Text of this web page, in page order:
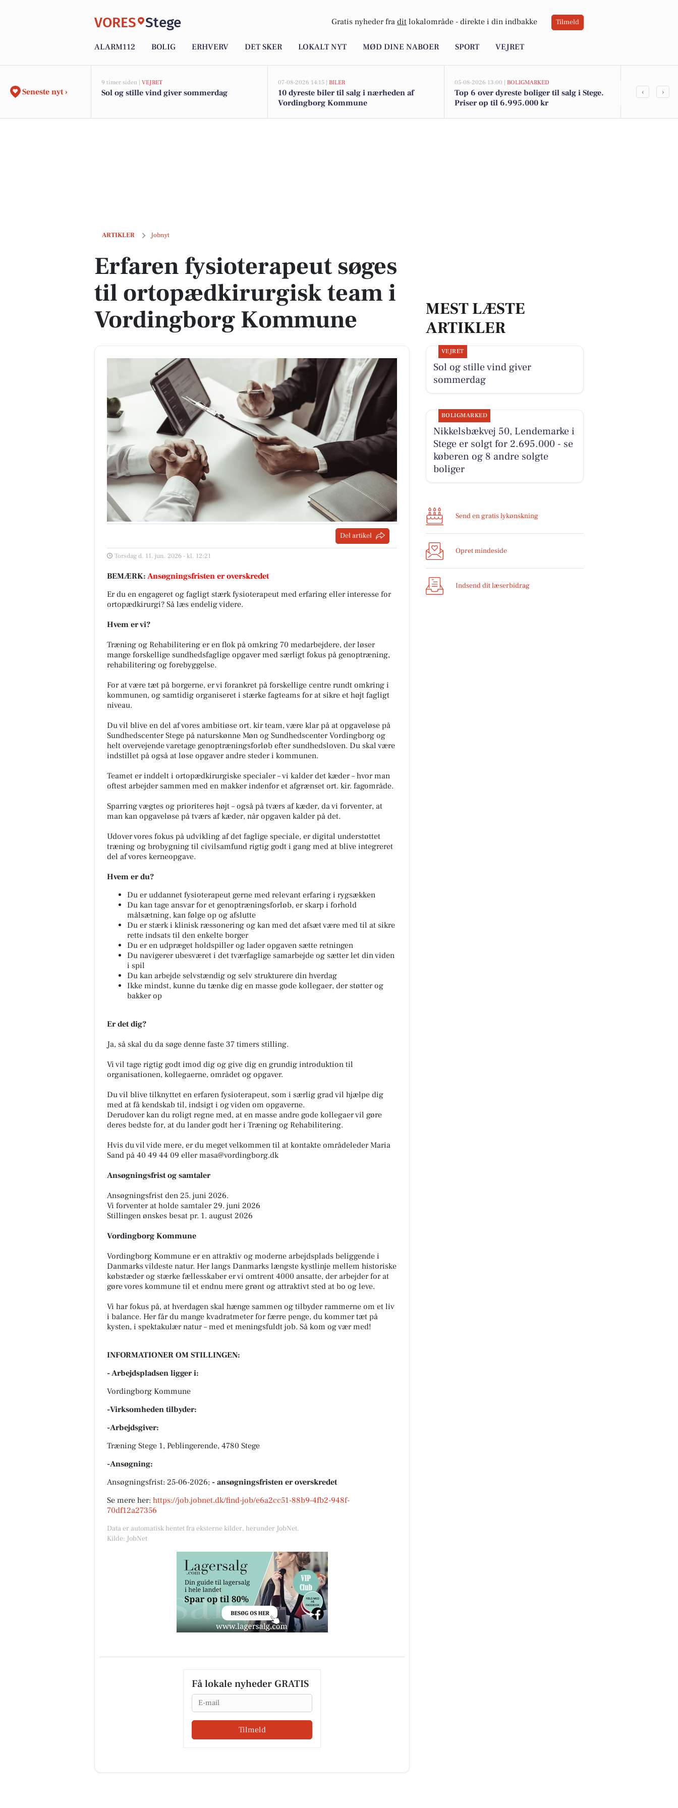
VORES Stege Gratis nyheder fra dit lokalområde - direkte i din indbakke Tilmeld
ALARM112 BOLIG ERHVERV DET SKER LOKALT NYT MØD DINE NABOER SPORT VEJRET
Seneste nyt ›
9 timer siden | VEJRET
Sol og stille vind giver sommerdag
07-08-2026 14:15 | BILER
10 dyreste biler til salg i nærheden af
Vordingborg Kommune
05-08-2026 13:00 | BOLIGMARKED
Top 6 over dyreste boliger til salg i Stege.
Priser op til 6.995.000 kr
Magnum
‹ ›
ARTIKLER Jobnyt
Erfaren fysioterapeut søges til ortopædkirurgisk team i Vordingborg Kommune
Erfaren fysioterapeut søges
til ortopædkirurgisk team i
Vordingborg Kommune
Del artikel
Torsdag d. 11. jun. 2026 - kl. 12:21
BEMÆRK: Ansøgningsfristen er overskredet
Er du en engageret og fagligt stærk fysioterapeut med erfaring eller interesse for
ortopædkirurgi? Så læs endelig videre.
Hvem er vi?
Træning og Rehabilitering er en flok på omkring 70 medarbejdere, der løser
mange forskellige sundhedsfaglige opgaver med særligt fokus på genoptræning,
rehabilitering og forebyggelse.
For at være tæt på borgerne, er vi forankret på forskellige centre rundt omkring i
kommunen, og samtidig organiseret i stærke fagteams for at sikre et højt fagligt
niveau.
Du vil blive en del af vores ambitiøse ort. kir team, være klar på at opgaveløse på
Sundhedscenter Stege på naturskønne Møn og Sundhedscenter Vordingborg og
helt overvejende varetage genoptræningsforløb efter sundhedsloven. Du skal være
indstillet på også at løse opgaver andre steder i kommunen.
Teamet er inddelt i ortopædkirurgiske specialer – vi kalder det kæder – hvor man
oftest arbejder sammen med en makker indenfor et afgrænset ort. kir. fagområde.
Sparring vægtes og prioriteres højt – også på tværs af kæder, da vi forventer, at
man kan opgaveløse på tværs af kæder, når opgaven kalder på det.
Udover vores fokus på udvikling af det faglige speciale, er digital understøttet
træning og brobygning til civilsamfund rigtig godt i gang med at blive integreret
del af vores kerneopgave.
Hvem er du?
Du er uddannet fysioterapeut gerne med relevant erfaring i rygsækken
Du kan tage ansvar for et genoptræningsforløb, er skarp i forhold
målsætning, kan følge op og afslutte
Du er stærk i klinisk ræssonering og kan med det afsæt være med til at sikre
rette indsats til den enkelte borger
Du er en udpræget holdspiller og lader opgaven sætte retningen
Du navigerer ubesværet i det tværfaglige samarbejde og sætter let din viden
i spil
Du kan arbejde selvstændig og selv strukturere din hverdag
Ikke mindst, kunne du tænke dig en masse gode kollegaer, der støtter og
bakker op
Er det dig?
Ja, så skal du da søge denne faste 37 timers stilling.
Vi vil tage rigtig godt imod dig og give dig en grundig introduktion til
organisationen, kollegaerne, området og opgaver.
Du vil blive tilknyttet en erfaren fysioterapeut, som i særlig grad vil hjælpe dig
med at få kendskab til, indsigt i og viden om opgaverne.
Derudover kan du roligt regne med, at en masse andre gode kollegaer vil gøre
deres bedste for, at du lander godt her i Træning og Rehabilitering.
Hvis du vil vide mere, er du meget velkommen til at kontakte områdeleder Maria
Sand på 40 49 44 09 eller masa@vordingborg.dk
Ansøgningsfrist og samtaler
Ansøgningsfrist den 25. juni 2026.
Vi forventer at holde samtaler 29. juni 2026
Stillingen ønskes besat pr. 1. august 2026
Vordingborg Kommune
Vordingborg Kommune er en attraktiv og moderne arbejdsplads beliggende i
Danmarks vildeste natur. Her langs Danmarks længste kystlinje mellem historiske
købstæder og stærke fællesskaber er vi omtrent 4000 ansatte, der arbejder for at
gøre vores kommune til et endnu mere grønt og attraktivt sted at bo og leve.
Vi har fokus på, at hverdagen skal hænge sammen og tilbyder rammerne om et liv
i balance. Her får du mange kvadratmeter for færre penge, du kommer tæt på
kysten, i spektakulær natur – med et meningsfuldt job. Så kom og vær med!
INFORMATIONER OM STILLINGEN:
- Arbejdspladsen ligger i:
Vordingborg Kommune
-Virksomheden tilbyder:
-Arbejdsgiver:
Træning Stege 1, Peblingerende, 4780 Stege
-Ansøgning:
Ansøgningsfrist: 25-06-2026; - ansøgningsfristen er overskredet
Se mere her: https://job.jobnet.dk/find-job/e6a2cc51-88b9-4fb2-948f-
70df12a27356
Data er automatisk hentet fra eksterne kilder, herunder JobNet.
Kilde: JobNet
Få lokale nyheder GRATIS
Email
Tilmeld
MEST LÆSTE
ARTIKLER
VEJRET
Sol og stille vind giver
sommerdag
BOLIGMARKED
Nikkelsbækvej 50, Lendemarke i
Stege er solgt for 2.695.000 - se
køberen og 8 andre solgte
boliger
Send en gratis lykønskning
Opret mindeside
Indsend dit læserbidrag